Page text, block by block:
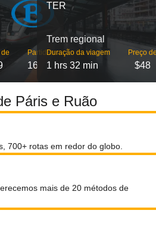
de Partidas
16
TER
Trem regional
Duração da viagem
1 hrs 32 min
Preço
$48
Páris e Ruão
700+ rotas em redor do globo.
mais de 20 métodos de